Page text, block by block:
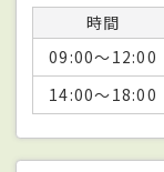
時間
09:00～12:00
14:00～18:00